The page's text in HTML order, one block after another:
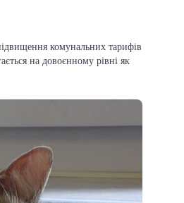
комунальних тарифів
на довоєнному рівні як